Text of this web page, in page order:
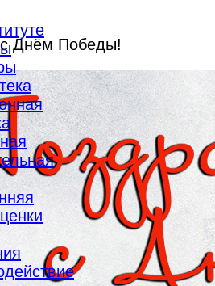
Днём Победы!